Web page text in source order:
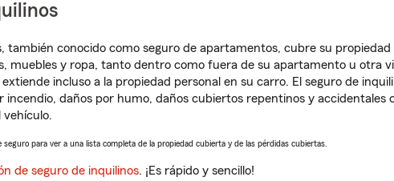
también conocido como seguro de apartamentos, cubre su
muebles y ropa, tanto dentro como fuera de su apartamento u otra
incluso a la propiedad personal en su carro. El seguro de
incendio, daños por humo, daños cubiertos repentinos y accidentales
vehículo.
seguro para ver a una lista completa de la propiedad cubierta y de las pérdidas cubiertas.
de seguro de inquilinos. ¡Es rápido y sencillo!